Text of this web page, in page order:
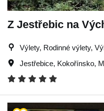
Z Jestřebic na
Výlety, Rodinné výlety,
Jestřebice, Kokořínsko,